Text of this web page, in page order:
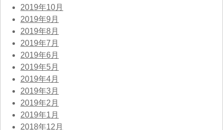
2019年10月
2019年9月
2019年8月
2019年7月
2019年6月
2019年5月
2019年4月
2019年3月
2019年2月
2019年1月
2018年12月